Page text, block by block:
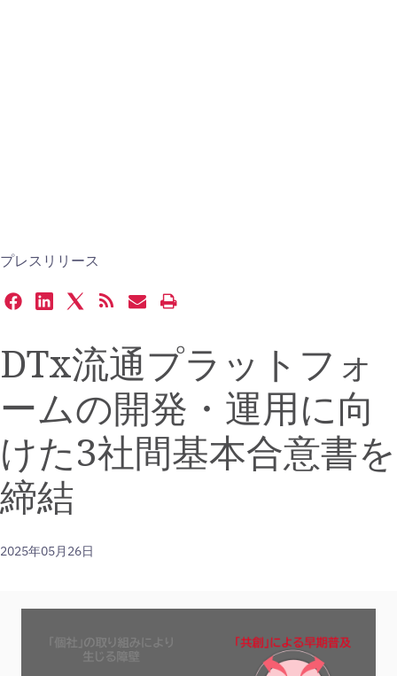
プレスリリース
Open
printable
version
of
this
page
Email
URL
of
this
page
to
a
friend
Get
RSS
feed
for
this
page
Share
page
on
Twitter
Share
page
on
LinkedIn
Share
on
Facebook
DTx流通プラットフォ
ームの開発・運用に向
けた3社間基本合意書を
締結
2025年05月26日